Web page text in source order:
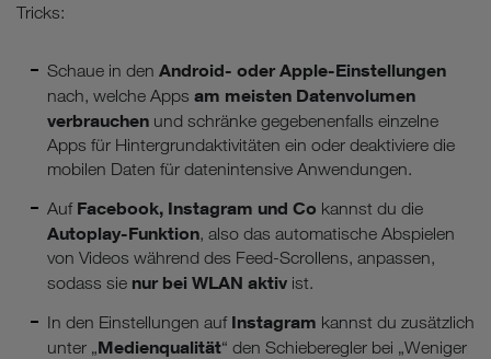
Tricks:
Schaue in den Android- oder Apple-Einstellungen
nach, welche Apps am meisten Datenvolumen
verbrauchen und schränke gegebenenfalls einzelne
Apps für Hintergrundaktivitäten ein oder deaktiviere die
mobilen Daten für datenintensive Anwendungen.
Auf Facebook, Instagram und Co kannst du die
Autoplay-Funktion, also das automatische Abspielen
von Videos während des Feed-Scrollens, anpassen,
sodass sie nur bei WLAN aktiv ist.
In den Einstellungen auf Instagram kannst du zusätzlich
unter „Medienqualität“ den Schieberegler bei „Weniger